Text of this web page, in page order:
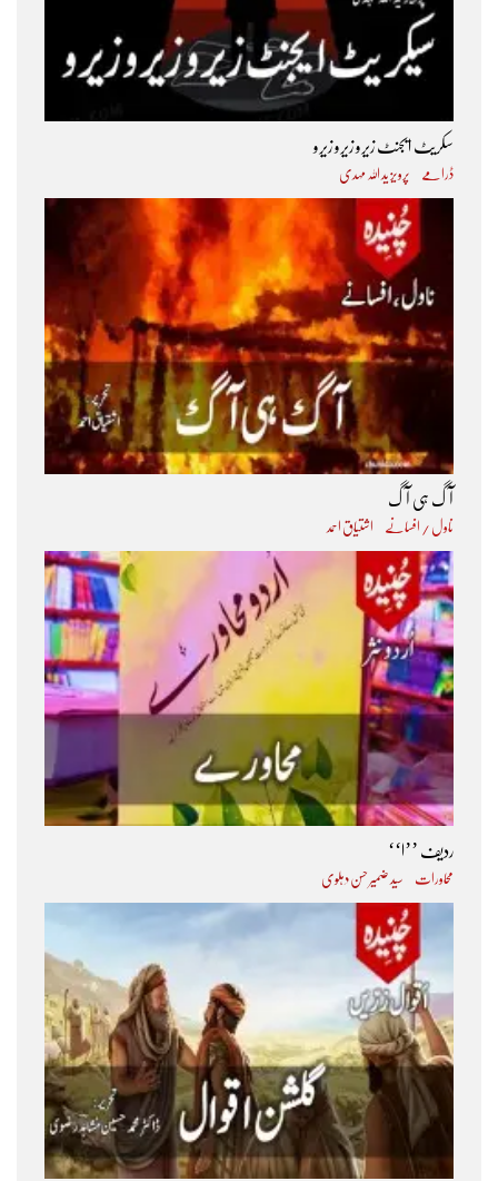
سکریٹ ایجنٹ زیرو زیرو زیرو
ڈرامے پرویز ید اللہ مہدی
آگ ہی آگ
ناول / افسانے اشتیاق احمد
ردیف ’’ا‘‘
محاورات سید ضمیر حسن دہلوی